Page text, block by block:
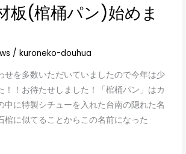
板(棺桶パン)始めま
/kuroneko-douhua
せを多数いただいていましたので今年は少
！！お待たせしました！「棺桶パン」はカ
中に特製シチューを入れた台南の隠れた名
棺に似てることからこの名前になった